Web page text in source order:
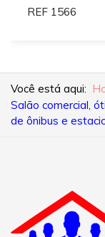
REF 1566
Você está aqui:
Salão comercial,
de ônibus e